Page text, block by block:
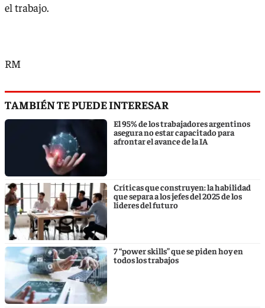
el trabajo.
RM
TAMBIÉN TE PUEDE INTERESAR
El 95% de los trabajadores argentinos
asegura no estar capacitado para
afrontar el avance de la IA
Críticas que construyen: la habilidad
que separa a los jefes del 2025 de los
líderes del futuro
7 “power skills” que se piden hoy en
todos los trabajos